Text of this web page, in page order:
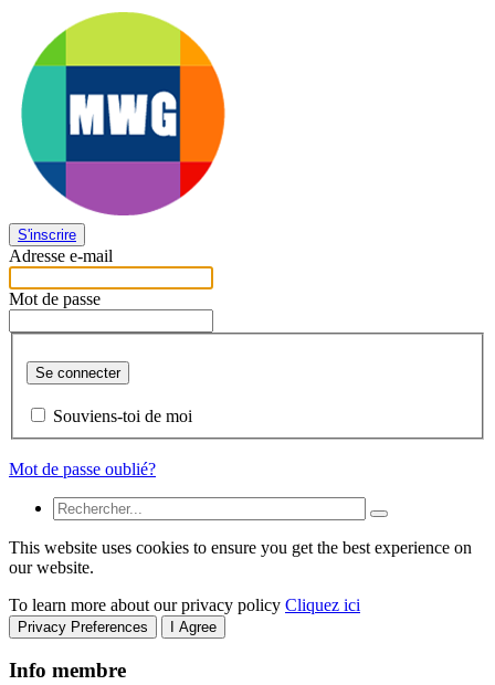
S'inscrire
Adresse e-mail
Mot de passe
Se connecter
Souviens-toi de moi
Mot de passe oublié?
This website uses cookies to ensure you get the best experience on
our website.
To learn more about our privacy policy Cliquez ici
Privacy Preferences I Agree
Info membre